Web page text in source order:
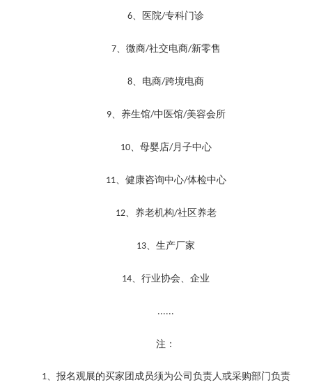
6 、医院/专科门诊
7、微商/社交电商/新零售
8 、电商/跨境电商
9、养生馆/中医馆/美容会所
10、母婴店/月子中心
11 、健康咨询中心/体检中心
12、养老机构/社区养老
13 、生产厂家
14 、行业协会、企业
......
注：
1 、报名观展的买家团成员须为公司负责人或采购部门负责